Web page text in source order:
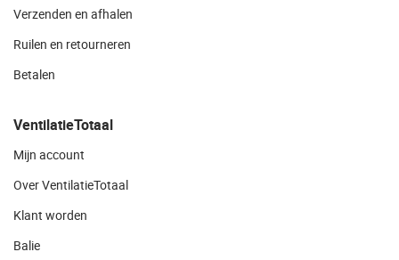
Verzenden en afhalen
Ruilen en retourneren
Betalen
VentilatieTotaal
Mijn account
Over VentilatieTotaal
Klant worden
Balie